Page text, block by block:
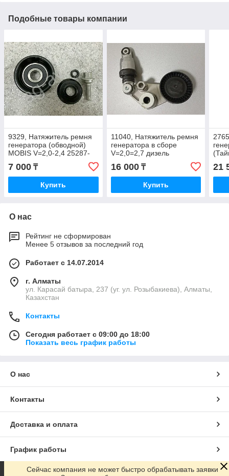
Подобные товары компании
9329, Натяжитель ремня
генератора (обводной)
MOBIS V=2,0-2,4 25287-
7 000 ₸
Купить
11040, Натяжитель ремня
генератора в сборе
V=2,0=2,7 дизель
EEUU.CO 66520-
00070_EU
16 000₸
Купить
21
О нас
Рейтинг не сформирован
Менее 5 отзывов за последний год
Работает с 14.07.2014
г. Алматы
ул. Карасай батыра, 237 (уг. ул. Розыбакиева), Алматы,
Казахстан
Контакты
Сегодня работает с 09:00 до 18:00
Показать весь график работы
О нас
Контакты
Доставка и оплата
График работы
Сейчас компания не может быстро обрабатывать заявки